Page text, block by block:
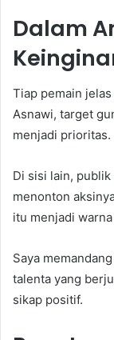
Dalam
Tiap pemain
Asnawi, target
menjadi prioritas.
Di sisi lain,
menonton
itu menjadi
Saya
talenta yang
sikap positif.